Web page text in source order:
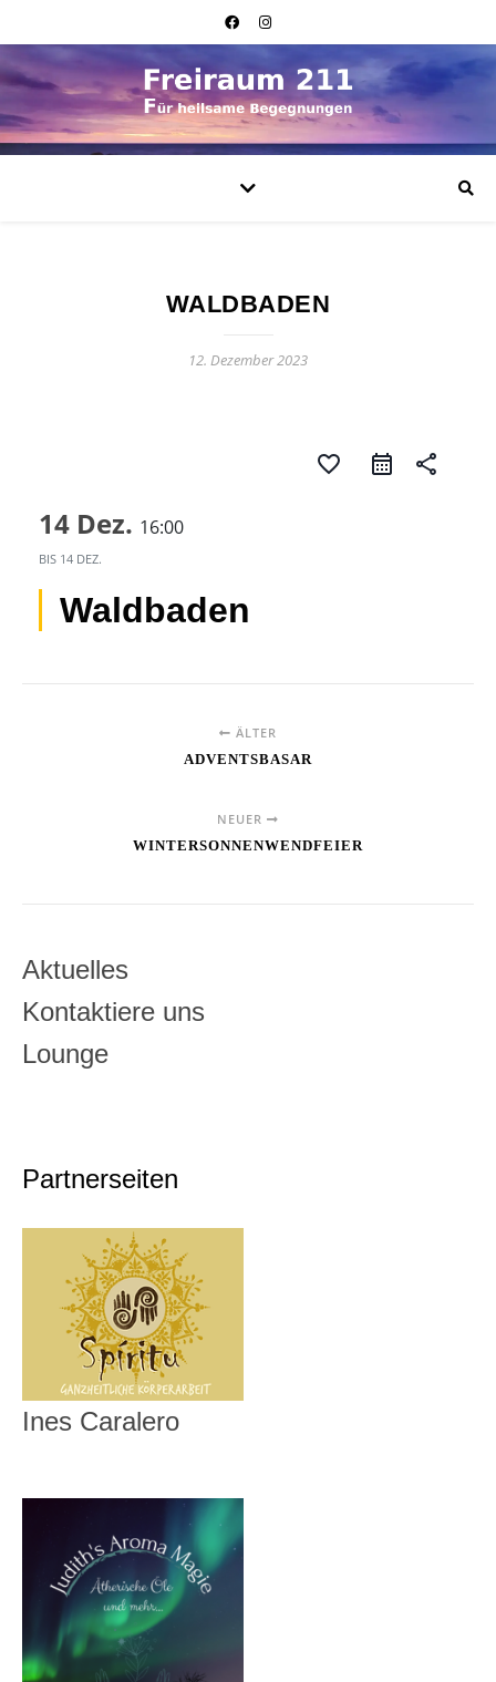
WALDBADEN
12. Dezember 2023
favorite_border share
14 Dez. 16:00
BIS 14 DEZ.
Waldbaden
ÄLTER
ADVENTSBASAR
NEUER
WINTERSONNENWENDFEIER
Aktuelles
Kontaktiere uns
Lounge
Partnerseiten
Ines Caralero